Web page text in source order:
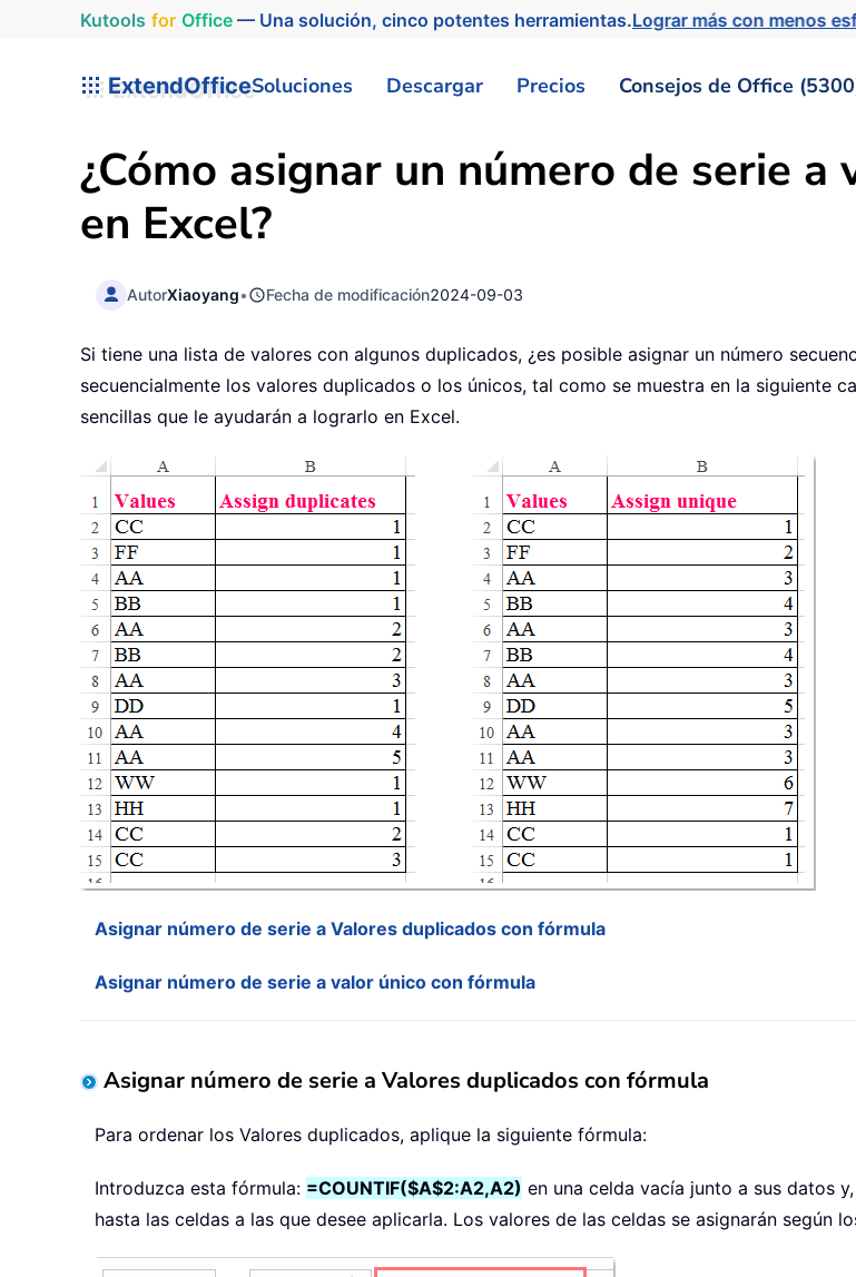
Kutools for Office— Una solución, cinco potentes herramientas.Lograr más con menos
ExtendOfficeSoluciones Descargar Precios Consejos de Office
¿Cómo asignar un número de serie
en Excel?
AutorXiaoyang• Fecha de modificación2024-09-03
Si tiene una lista de valores con algunos duplicados, ¿es posible asignar un número
secuencialmente los valores duplicados o los únicos, tal como se muestra en la siguiente
sencillas que le ayudarán a lograrlo en Excel.
Asignar número de serie a Valores duplicados con fórmula
Asignar número de serie a valor único con fórmula
Asignar número de serie a Valores duplicados con fórmula
Para ordenar los Valores duplicados, aplique la siguiente fórmula:
Introduzca esta fórmula: =COUNTIF($A$2:A2,A2) en una celda vacía junto a sus datos
hasta las celdas a las que desee aplicarla. Los valores de las celdas se asignarán según